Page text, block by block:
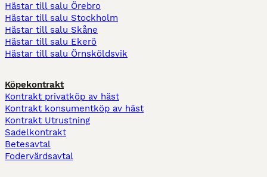
Hästar till salu Örebro
Hästar till salu Stockholm
Hästar till salu Skåne
Hästar till salu Ekerö
Hästar till salu Örnsköldsvik
Köpekontrakt
Kontrakt privatköp av häst
Kontrakt konsumentköp av häst
Kontrakt Utrustning
Sadelkontrakt
Betesavtal
Fodervärdsavtal